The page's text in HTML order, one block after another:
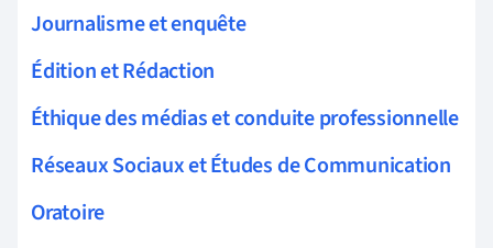
Journalisme et enquête
Édition et Rédaction
Éthique des médias et conduite professionnelle
Réseaux Sociaux et Études de Communication
Oratoire